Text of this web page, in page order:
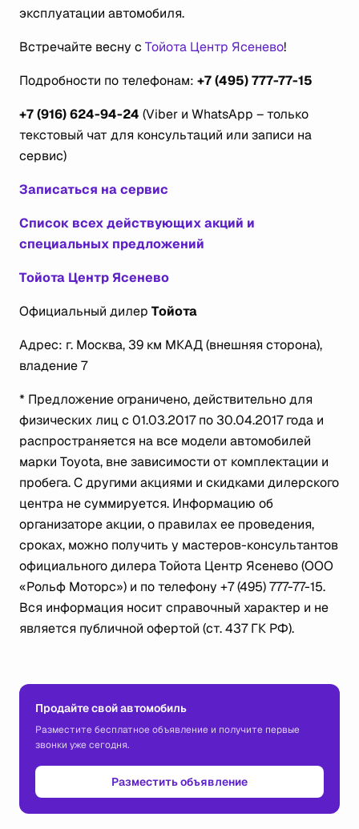
эксплуатации автомобиля.
Встречайте весну с Тойота Центр Ясенево!
Подробности по телефонам: +7 (495) 777-77-15
+7 (916) 624-94-24 (Viber и WhatsApp – только
текстовый чат для консультаций или записи на
сервис)
Записаться на сервис
Список всех действующих акций и
специальных предложений
Тойота Центр Ясенево
Официальный дилер Тойота
Адрес: г. Москва, 39 км МКАД (внешняя сторона),
владение 7
* Предложение ограничено, действительно для
физических лиц с 01.03.2017 по 30.04.2017 года и
распространяется на все модели автомобилей
марки Toyota, вне зависимости от комплектации и
пробега. С другими акциями и скидками дилерского
центра не суммируется. Информацию об
организаторе акции, о правилах ее проведения,
сроках, можно получить у мастеров-консультантов
официального дилера Тойота Центр Ясенево (ООО
«Рольф Моторс») и по телефону +7 (495) 777-77-15.
Вся информация носит справочный характер и не
является публичной офертой (ст. 437 ГК РФ).
Продайте свой автомобиль
Разместите бесплатное объявление и получите первые
звонки уже сегодня.
Разместить объявление